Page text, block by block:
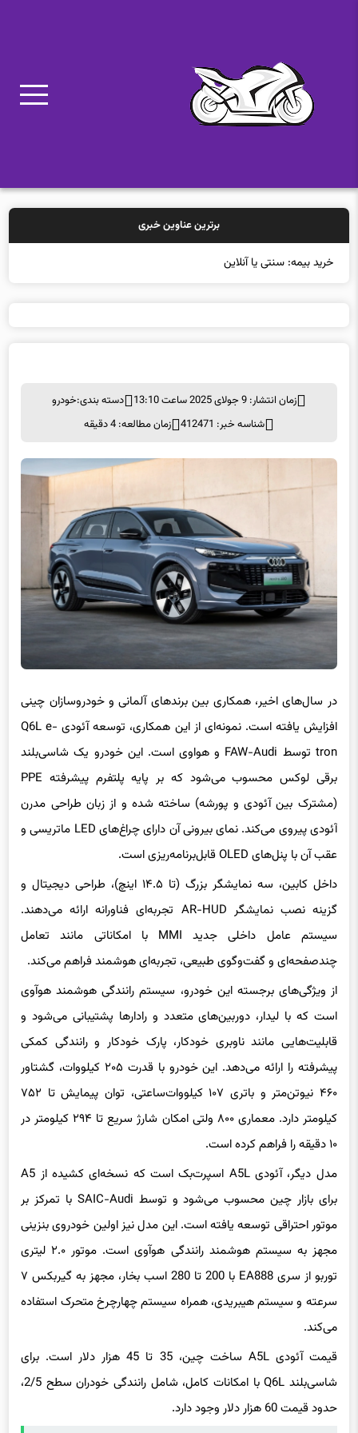
برترین عناوین خبری
خرید بیمه: سنتی یا آنلاین؟ کدامی
زمان انتشار: 9 جولای 2025 ساعت 13:10 دسته بندی:خودرو
شناسه خبر: 412471
زمان مطالعه: 4 دقیقه
در سال‌های اخیر، همکاری بین برندهای آلمانی و خودروسازان چینی
افزایش یافته است. نمونه‌ای از این همکاری، توسعه آئودی Q6L e-
tron توسط FAW-Audi و هواوی است. این خودرو یک شاسی‌بلند
برقی لوکس محسوب می‌شود که بر پایه پلتفرم پیشرفته PPE
(مشترک بین آئودی و پورشه) ساخته شده و از زبان طراحی مدرن
آئودی پیروی می‌کند. نمای بیرونی آن دارای چراغ‌های LED ماتریسی و
عقب آن با پنل‌های OLED قابل‌برنامه‌ریزی است.
داخل کابین، سه نمایشگر بزرگ (تا ۱۴.۵ اینچ)، طراحی دیجیتال و
گزینه نصب نمایشگر AR-HUD تجربه‌ای فناورانه ارائه می‌دهند.
سیستم عامل داخلی جدید MMI با امکاناتی مانند تعامل
چندصفحه‌ای و گفت‌وگوی طبیعی، تجربه‌ای هوشمند فراهم می‌کند.
از ویژگی‌های برجسته این خودرو، سیستم رانندگی هوشمند هوآوی
است که با لیدار، دوربین‌های متعدد و رادارها پشتیبانی می‌شود و
قابلیت‌هایی مانند ناوبری خودکار، پارک خودکار و رانندگی کمکی
پیشرفته را ارائه می‌دهد. این خودرو با قدرت ۲۰۵ کیلووات، گشتاور
۴۶۰ نیوتن‌متر و باتری ۱۰۷ کیلووات‌ساعتی، توان پیمایش تا ۷۵۲
کیلومتر دارد. معماری ۸۰۰ ولتی امکان شارژ سریع تا ۲۹۴ کیلومتر در
۱۰ دقیقه را فراهم کرده است.
مدل دیگر، آئودی A5L اسپرت‌بک است که نسخه‌ای کشیده از A5
برای بازار چین محسوب می‌شود و توسط SAIC-Audi با تمرکز بر
موتور احتراقی توسعه یافته است. این مدل نیز اولین خودروی بنزینی
مجهز به سیستم هوشمند رانندگی هوآوی است. موتور ۲.۰ لیتری
توربو از سری EA888 با 200 تا 280 اسب بخار، مجهز به گیربکس ۷
سرعته و سیستم هیبریدی، همراه سیستم چهارچرخ متحرک استفاده
می‌کند.
قیمت آئودی A5L ساخت چین، 35 تا 45 هزار دلار است. برای
شاسی‌بلند Q6L با امکانات کامل، شامل رانندگی خودران سطح 2/5،
حدود قیمت 60 هزار دلار وجود دارد.